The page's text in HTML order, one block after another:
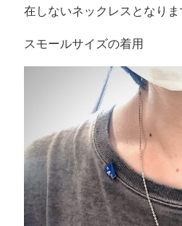
在しないネックレスとなりま
スモールサイズの着用